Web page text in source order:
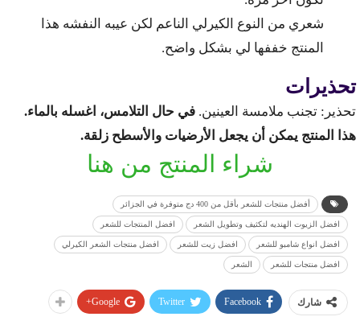
شعري من النوع الكيرلي الناعم لكن عيبه النفشه هذا
المنتج خففها لي بشكل واضح.
تحذيرات
تحذير: تجنب ملامسة العينين. في حال التلامس، اغسله بالماء.
هذا المنتج يمكن أن يجعل الأرضيات والأسطح زلقة.
شراء المنتج من هنا
أفضل منتجات للشعر بأقل من 400 دج متوفرة في الجزائر
افضل الزيوت الهنديه لتكثيف وتطويل الشعر افضل المنتجات للشعر
افضل انواع شامبو للشعر افضل زيت للشعر افضل منتجات الشعر الكيرلي
افضل منتجات للشعر الشعر
شارك Facebook
Twitter
Google+